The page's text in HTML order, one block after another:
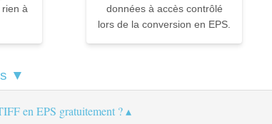
à
données à accès contrôlé
lors de la conversion en EPS.
▼
en EPS gratuitement ?